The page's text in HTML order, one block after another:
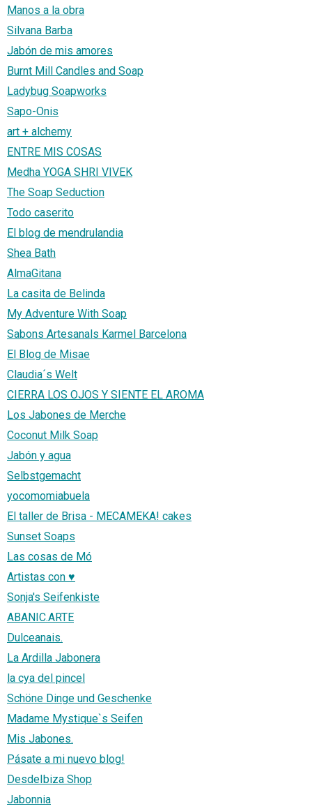
Manos a la obra
Silvana Barba
Jabón de mis amores
Burnt Mill Candles and Soap
Ladybug Soapworks
Sapo-Onis
art + alchemy
ENTRE MIS COSAS
Medha YOGA SHRI VIVEK
The Soap Seduction
Todo caserito
El blog de mendrulandia
Shea Bath
AlmaGitana
La casita de Belinda
My Adventure With Soap
Sabons Artesanals Karmel Barcelona
El Blog de Misae
Claudia´s Welt
CIERRA LOS OJOS Y SIENTE EL AROMA
Los Jabones de Merche
Coconut Milk Soap
Jabón y agua
Selbstgemacht
yocomomiabuela
El taller de Brisa - MECAMEKA! cakes
Sunset Soaps
Las cosas de Mó
Artistas con ♥
Sonja's Seifenkiste
ABANIC.ARTE
Dulceanais.
La Ardilla Jabonera
la cya del pincel
Schöne Dinge und Geschenke
Madame Mystique`s Seifen
Mis Jabones.
Pásate a mi nuevo blog!
DesdeIbiza Shop
Jabonnia